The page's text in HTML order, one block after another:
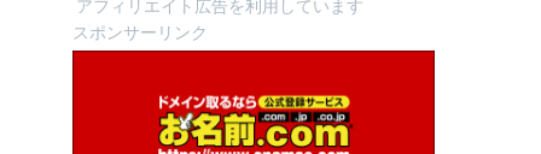
アフィリエイト広告を利用しています
スポンサーリンク